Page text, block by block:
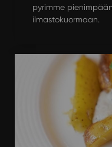
pyrimme
ilmastokuormaan.